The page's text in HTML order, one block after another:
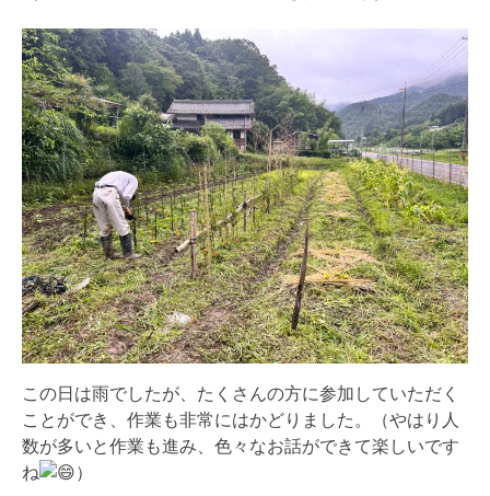
この日は雨でしたが、たくさんの方に参加していただく
ことができ、作業も非常にはかどりました。（やはり人
数が多いと作業も進み、色々なお話ができて楽しいです
ね
）